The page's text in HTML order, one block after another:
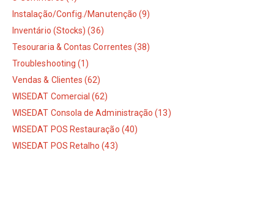
Instalação/Config./Manutenção (9)
Inventário (Stocks) (36)
Tesouraria & Contas Correntes (38)
Troubleshooting (1)
Vendas & Clientes (62)
WISEDAT Comercial (62)
WISEDAT Consola de Administração (13)
WISEDAT POS Restauração (40)
WISEDAT POS Retalho (43)